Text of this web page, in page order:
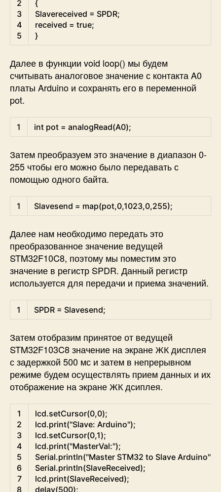
2
3
4
5
{
Slavereceived = SPDR;
received = true;
}
Далее в функции void loop() мы будем
считывать аналоговое значение с контакта A0
платы Arduino и сохранять его в переменной
pot.
1 int pot = analogRead(A0);
Затем преобразуем это значение в диапазон 0-
255 чтобы его можно было передавать с
помощью одного байта.
1 Slavesend = map(pot,0,1023,0,255);
Далее нам необходимо передать это
преобразованное значение ведущей
STM32F10C8, поэтому мы поместим это
значение в регистр SPDR. Данный регистр
используется для передачи и приема значений.
1 SPDR = Slavesend;
Затем отобразим принятое от ведущей
STM32F103C8 значение на экране ЖК дисплея
с задержкой 500 мс и затем в непрерывном
режиме будем осуществлять прием данных и их
отображение на экране ЖК дсиплея.
1
2
3
4
5
6
7
8
lcd.setCursor(0,0);
lcd.print("Slave: Arduino");
lcd.setCursor(0,1);
lcd.print("MasterVal:");
Serial.println("Master STM32 to Slave Arduino")
Serial.println(SlaveReceived);
lcd.print(SlaveReceived);
delay(500);